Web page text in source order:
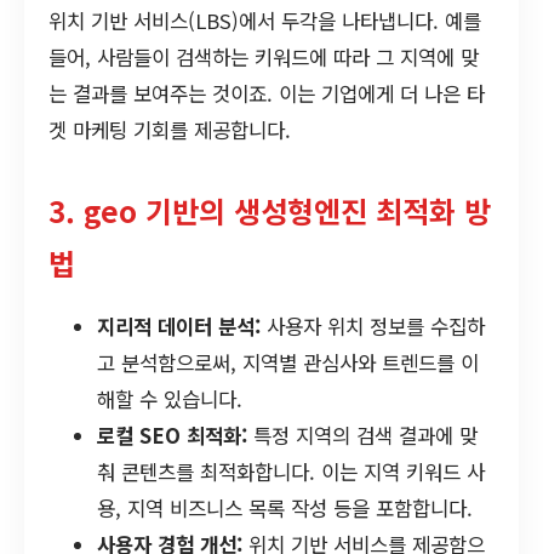
위치 기반 서비스(LBS)에서 두각을 나타냅니다. 예를
들어, 사람들이 검색하는 키워드에 따라 그 지역에 맞
는 결과를 보여주는 것이죠. 이는 기업에게 더 나은 타
겟 마케팅 기회를 제공합니다.
3. geo 기반의 생성형엔진 최적화 방
법
지리적 데이터 분석: 사용자 위치 정보를 수집하
고 분석함으로써, 지역별 관심사와 트렌드를 이
해할 수 있습니다.
로컬 SEO 최적화: 특정 지역의 검색 결과에 맞
춰 콘텐츠를 최적화합니다. 이는 지역 키워드 사
용, 지역 비즈니스 목록 작성 등을 포함합니다.
사용자 경험 개선: 위치 기반 서비스를 제공함으